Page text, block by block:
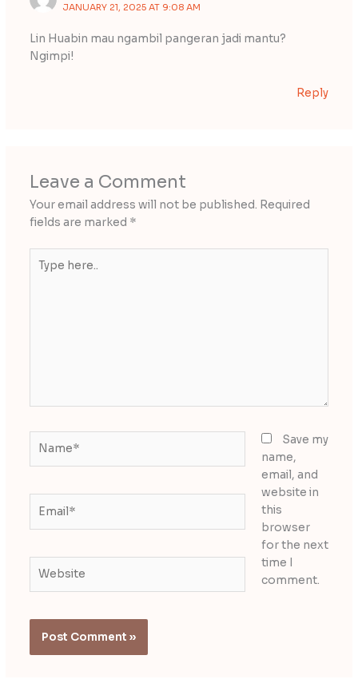
JANUARY 21, 2025 AT 9:08 AM
Lin Huabin mau ngambil pangeran jadi mantu?
Ngimpi!
Reply
Leave a Comment
Your email address will not be published. Required
fields are marked *
here..
Save my
name,
email, and
website in
this
browser
for the next
time I
comment.